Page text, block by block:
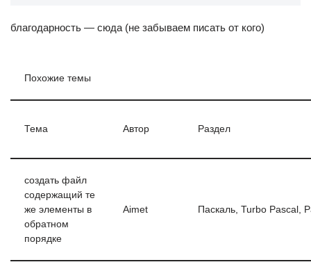
благодарность — сюда (не забываем писать от кого)
Похожие темы
Тема Автор Раздел
создать файл
содержащий те
же элементы в
обратном
порядке
Aimet Паскаль, Turbo Pascal,